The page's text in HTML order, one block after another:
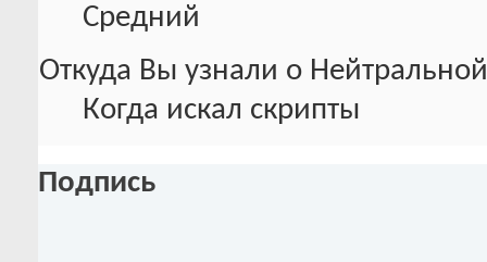
Средний
Откуда Вы узнали о
Когда искал скрипты
Подпись